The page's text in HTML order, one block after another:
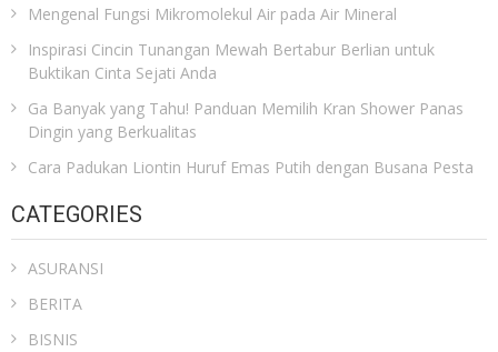
Mengenal Fungsi Mikromolekul Air pada Air Mineral
Inspirasi Cincin Tunangan Mewah Bertabur Berlian untuk
Buktikan Cinta Sejati Anda
Ga Banyak yang Tahu! Panduan Memilih Kran Shower Panas
Dingin yang Berkualitas
Cara Padukan Liontin Huruf Emas Putih dengan Busana Pesta
CATEGORIES
ASURANSI
BERITA
BISNIS